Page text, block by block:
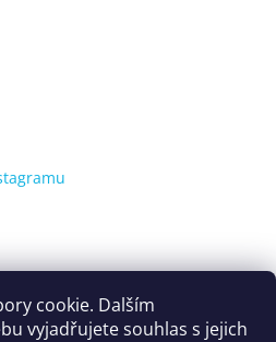
cookie. Dalším
vyjadřujete souhlas s jejich